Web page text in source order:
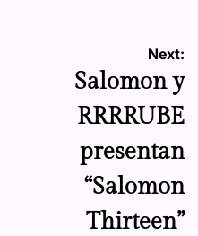
Next:
Salomon y
RRRRUBE
presentan
“Salomon
Thirteen”